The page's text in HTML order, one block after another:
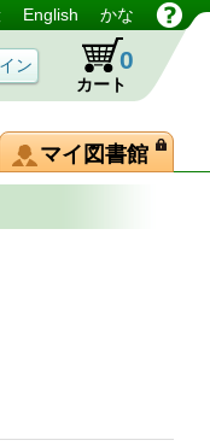
English かな
カート
0
マイ図書館